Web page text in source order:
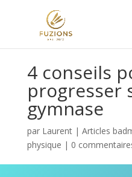
4 conseils
progresser
gymnase
par Laurent| Articles
physique | 0